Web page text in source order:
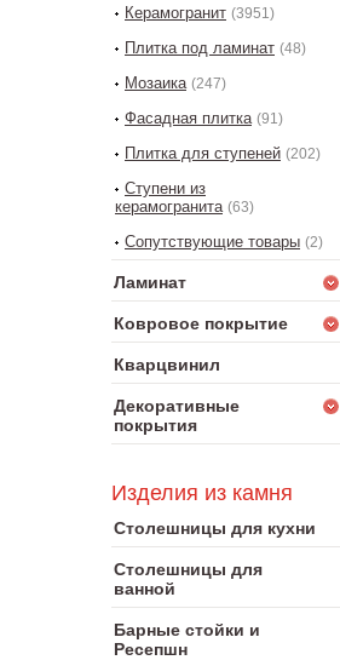
Керамогранит (3951)
Плитка под ламинат (48)
Мозаика (247)
Фасадная плитка (91)
Плитка для ступеней (202)
Ступени из
керамогранита (63)
Сопутствующие товары (2)
Ламинат
Ковровое покрытие
Кварцвинил
Декоративные
покрытия
Изделия из камня
Столешницы для кухни
Столешницы для
ванной
Барные стойки и
Ресепшн